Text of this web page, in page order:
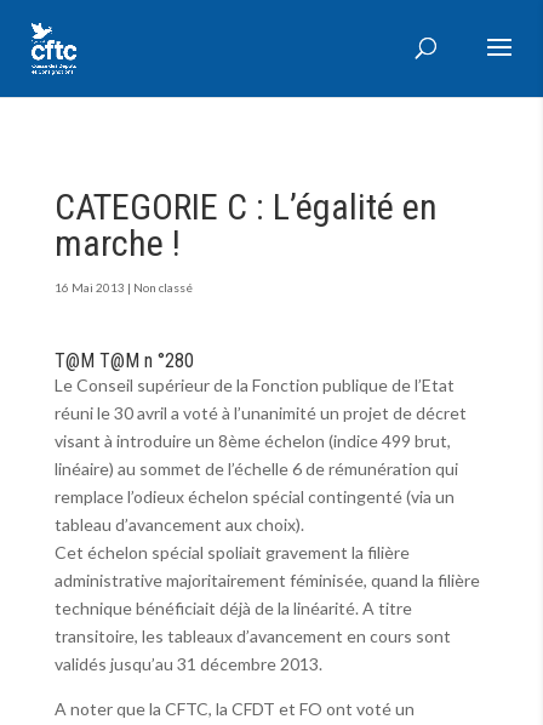
CATEGORIE C : L’égalité en
marche !
16 Mai 2013 | Non classé
T@M T@M n °280
Le Conseil supérieur de la Fonction publique de l’Etat
réuni le 30 avril a voté à l’unanimité un projet de décret
visant à introduire un 8ème échelon (indice 499 brut,
linéaire) au sommet de l’échelle 6 de rémunération qui
remplace l’odieux échelon spécial contingenté (via un
tableau d’avancement aux choix).
Cet échelon spécial spoliait gravement la filière
administrative majoritairement féminisée, quand la filière
technique bénéficiait déjà de la linéarité. A titre
transitoire, les tableaux d’avancement en cours sont
validés jusqu’au 31 décembre 2013.
A noter que la CFTC, la CFDT et FO ont voté un